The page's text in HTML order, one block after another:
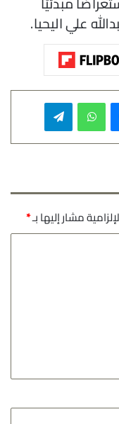
علي اليحيا.
واتساب
مشار إليها بـ*